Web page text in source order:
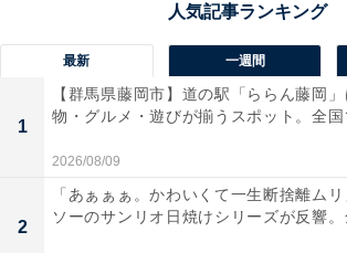
最新 一週間
1
【群馬県藤岡市】道の駅「ららん藤岡
物・グルメ・遊びが揃うスポット。全国
2026/08/09
2
「あぁぁぁ。かわいくて一生断捨離ムリ
ソーのサンリオ日焼けシリーズが反響。